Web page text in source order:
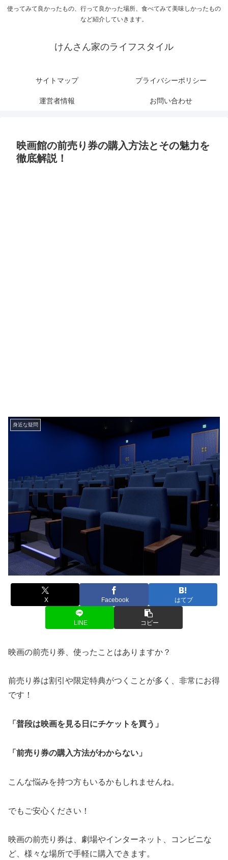
使ってみて良かったもの、行って良かった場所、食べてみて美味しかったもの
など紹介していきます。
けんさん家のライフスタイル
サイトマップ プライバシーポリシー
運営者情報 お問い合わせ
映画館の前売り券の購入方法とその魅力を
徹底解説！
身近な疑問
X Facebook はてブ
LINE コピー
映画の前売り券、使ったことはありますか？
前売り券は割引や限定特典がつくことが多く、非常にお得
です！
「普段は映画を見る日にチケットを買う」
「前売り券の購入方法がわからない」
こんな悩みを持つ方もいるかもしれませんね。
でもご安心ください！
映画の前売り券は、劇場やインターネット、コンビニな
ど、様々な場所で手軽に購入できます。